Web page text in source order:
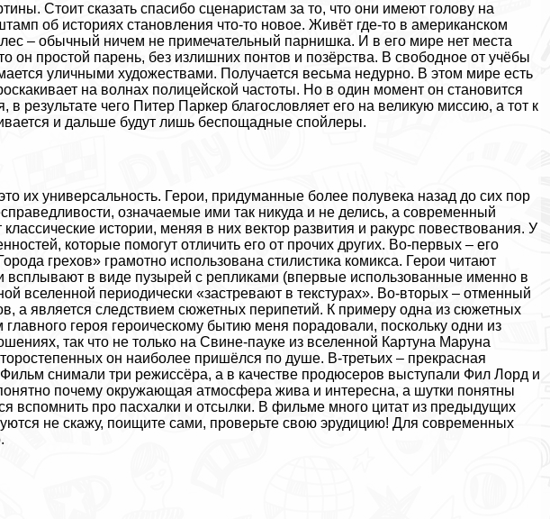
Стоит сказать спасибо сценаристам за то, что они имеют голову на
об историях становления что-то новое. Живёт где-то в американском
– обычный ничем не примечательный парнишка. И в его мире нет места
он простой парень, без излишних понтов и позёрства. В свободное от учёбы
уличными художествами. Получается весьма недурно. В этом мире есть
на волнах полицейской частоты. Но в один момент он становится
в результате чего Питер Паркер благословляет его на великую миссию, а тот к
и дальше будут лишь беспощадные спойлеры.
их универсальность. Герои, придуманные более полувека назад до сих пор
означаемые ими так никуда и не делись, а современный
истории, меняя в них вектор развития и paкурс повествования. У
которые помогут отличить его от прочих других. Во-первых – его
грехов» грамотно использована стилистика комикса. Герои читают
в виде пузырей с репликами (впервые использованные именно в
вселенной периодически «застревают в текстурах». Во-вторых – отменный
а является следствием сюжетных перипетий. К примеру одна из сюжетных
героя героическому бытию меня порадовали, поскольку одни из
так что не только на Свине-пауке из вселенной Картуна Маруна
он наиболее пришёлся по душе. В-третьих – прекрасная
снимали три режиссёра, а в качестве продюсеров выступали Фил Лорд и
почему окружающая атмосфера жива и интересна, а шутки понятны
вспомнить про пасхалки и отсылки. В фильме много цитат из предыдущих
не скажу, поищите сами, проверьте свою эрудицию! Для современных